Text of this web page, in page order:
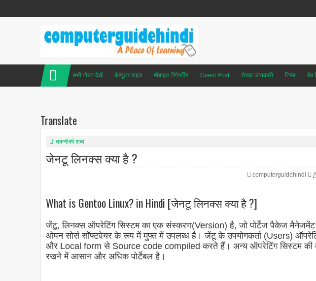
सभी पोस्ट देखें कंप्यूटर गाइड मोबाइल रिपेयरिंग Guest Post रोचक जानकारी टिप्स वेब
Translate
तकनीकी शब्द
जेनटू लिनक्स क्या है ?
computerguidehindi
What is Gentoo Linux? in Hindi [जेनटू लिनक्स क्या है ?]
जेंटू, लिनक्स ऑपरेटिंग सिस्टम का एक संस्करण(Version) है, जो पोर्टेज पैकेज
ओपन सोर्स सॉफ्टवेयर के रूप में मुफ्त में उपलब्ध है। जेंटू के उपयोगकर्ता (Users)
और Local form से Source code compiled करते हैं। अन्य ऑपरेटिंग सिस्टम की
रखने में आसान और अधिक पोर्टेबल है।